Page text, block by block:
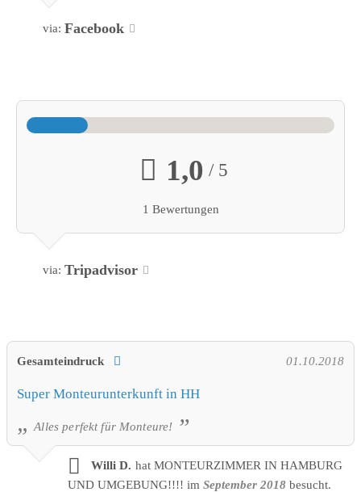
via: Facebook
1,0 / 5
1 Bewertungen
via: Tripadvisor
Gesamteindruck 01.10.2018
Super Monteurunterkunft in HH
Alles perfekt für Monteure!
Willi D. hat MONTEURZIMMER IN HAMBURG
UND UMGEBUNG!!!! im September 2018 besucht.